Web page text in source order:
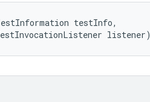
testInfo,
listener)